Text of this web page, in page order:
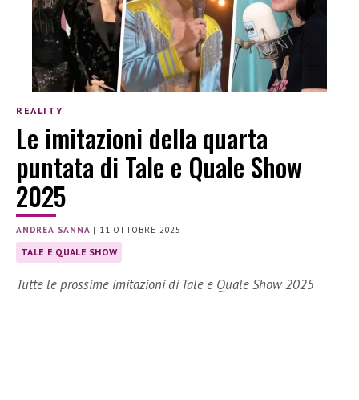
REALITY
Le imitazioni della quarta
puntata di Tale e Quale Show
2025
ANDREA SANNA | 11 OTTOBRE 2025
TALE E QUALE SHOW
Tutte le prossime imitazioni di Tale e Quale Show 2025